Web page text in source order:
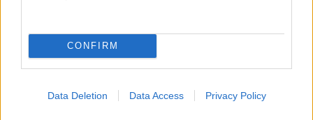
CONFIRM
Data Deletion Data Access Privacy Policy
Mikor érdemes orvoshoz
Kérj kivizsgálást, ha a tünetek tartósak, ismétlődnek, és